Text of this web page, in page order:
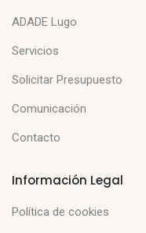
ADADE Lugo
Servicios
Solicitar Presupuesto
Comunicación
Contacto
Información Legal
Política de cookies